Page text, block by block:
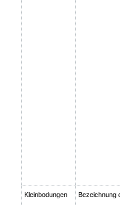
Kleinbodungen Bezeichnung